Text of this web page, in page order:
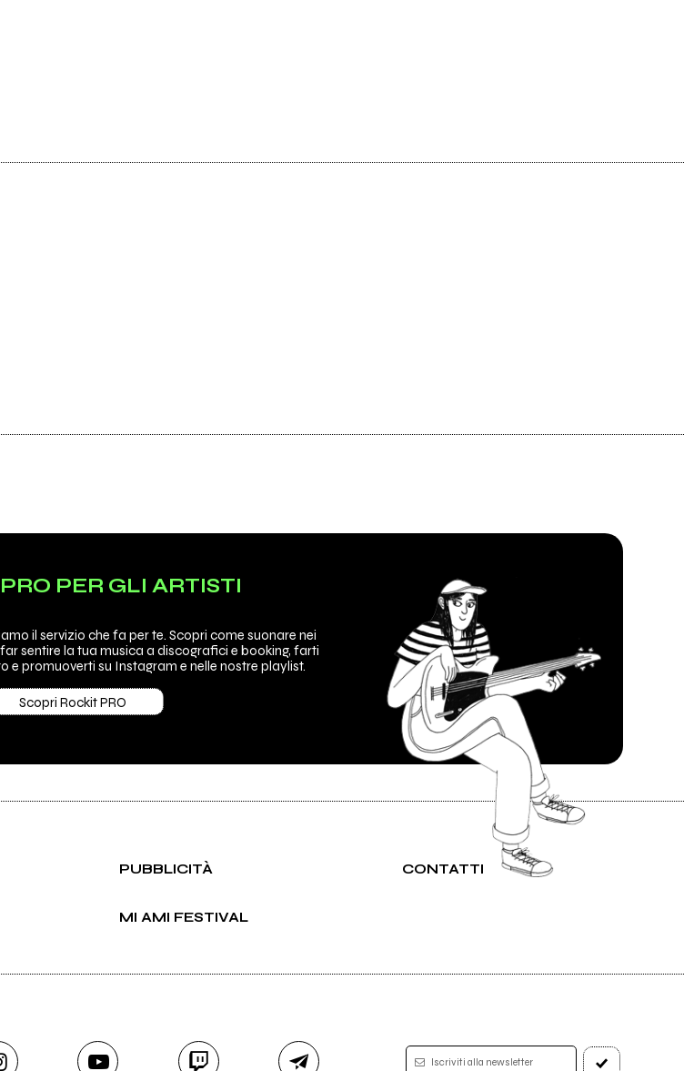
PER GLI ARTISTI
il servizio che fa per te. Scopri come suonare nei
sentire la tua musica a discografici e booking, farti
e promuoverti su Instagram e nelle nostre playlist.
Scopri Rockit PRO
PUBBLICITÀ CONTATTI
MI AMI FESTIVAL
Iscriviti alla newsletter